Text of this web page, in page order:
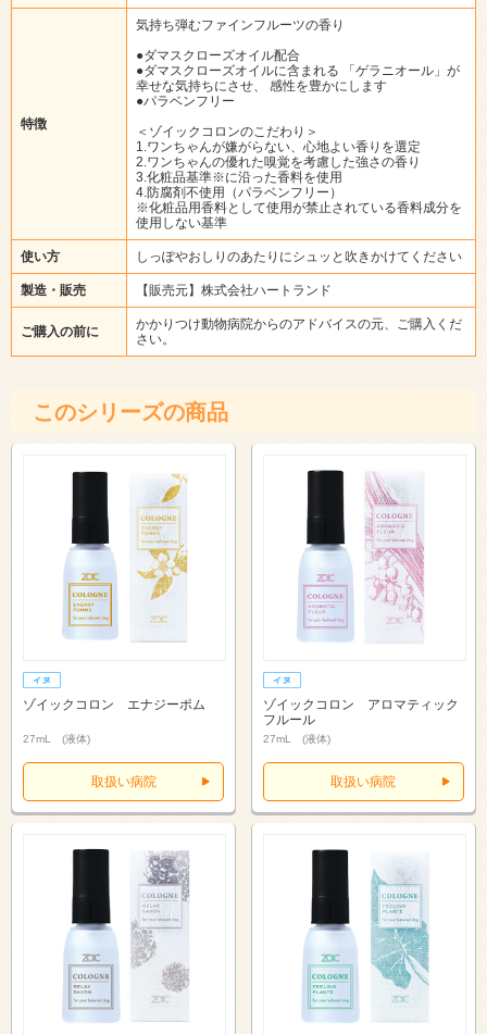
特徴
気持ち弾むファインフルーツの香り
●ダマスクローズオイル配合
●ダマスクローズオイルに含まれる 「ゲラニオール」が
幸せな気持ちにさせ、 感性を豊かにします
●パラベンフリー
＜ゾイックコロンのこだわり＞
1.ワンちゃんが嫌がらない、心地よい香りを選定
2.ワンちゃんの優れた嗅覚を考慮した強さの香り
3.化粧品基準※に沿った香料を使用
4.防腐剤不使用（パラベンフリー）
※化粧品用香料として使用が禁止されている香料成分を
使用しない基準
使い方 しっぽやおしりのあたりにシュッと吹きかけてください
製造・販売 【販売元】株式会社ハートランド
ご購入の前に
かかりつけ動物病院からのアドバイスの元、ご購入くだ
さい。
このシリーズの商品
ゾイックコロン エナジーポム
27mL (液体)
取扱い病院
ゾイックコロン アロマティック
フルール
27mL (液体)
取扱い病院